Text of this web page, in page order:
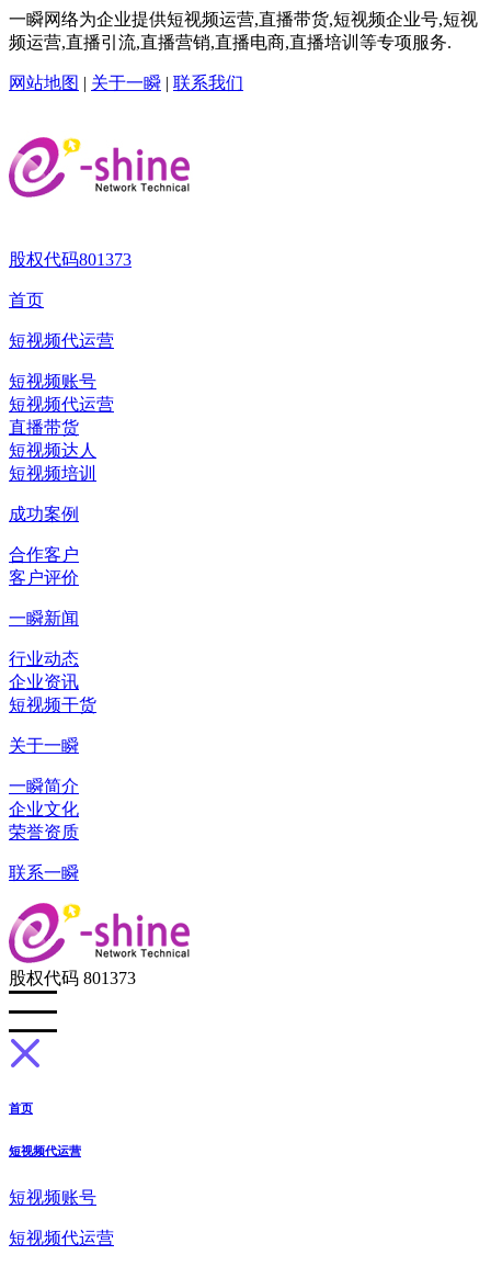
一瞬网络为企业提供短视频运营,直播带货,短视频企业号,短视
频运营,直播引流,直播营销,直播电商,直播培训等专项服务.
网站地图 | 关于一瞬 | 联系我们
股权代码801373
首页
短视频代运营
短视频账号
短视频代运营
直播带货
短视频达人
短视频培训
成功案例
合作客户
客户评价
一瞬新闻
行业动态
企业资讯
短视频干货
关于一瞬
一瞬简介
企业文化
荣誉资质
联系一瞬
股权代码 801373
首页
短视频代运营
短视频账号
短视频代运营